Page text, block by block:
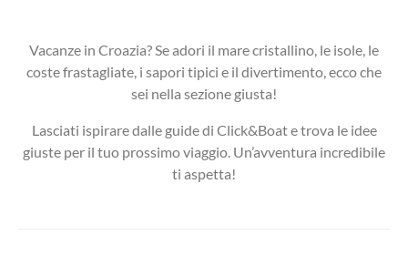
Vacanze in Croazia? Se adori il mare cristallino, le isole, le
coste frastagliate, i sapori tipici e il divertimento, ecco che
sei nella sezione giusta!
Lasciati ispirare dalle guide di Click&Boat e trova le idee
giuste per il tuo prossimo viaggio. Un’avventura incredibile
ti aspetta!